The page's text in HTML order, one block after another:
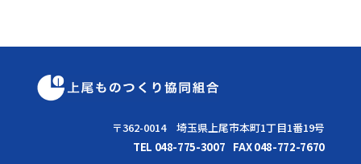
〒362-0014 埼玉県上尾市本町1丁目1番19号
TEL 048-775-3007 FAX 048-772-7670